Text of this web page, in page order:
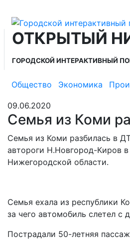
ОТКРЫТЫЙ
ГОРОДСКОЙ ИНТЕРАКТИВНЫЙ
Общество Экономика
09.06.2020
Семья из Коми
Семья из Коми разбилась в
автороги Н.Новгород-Киров
Нижегородской области.
Семья ехала из республики
за чего автомобиль слетел с
Пострадали 50-летняя